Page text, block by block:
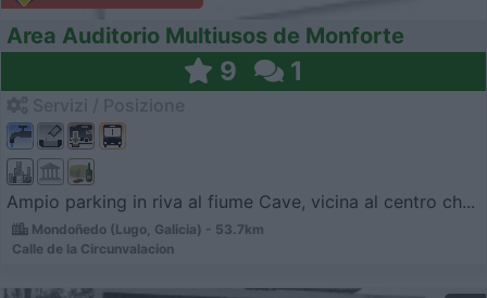
Area Auditorio Multiusos de Monforte
9 1
Ampio parking in riva al fiume Cave, vicina al centro ch...
Mondoñedo (Lugo, Galicia) - 53.7km
Calle de la Circunvalacion